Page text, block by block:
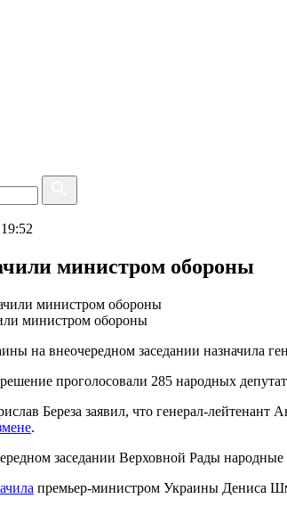
министром обороны
министром обороны
на внеочередном заседании назначила
проголосовали 285 народных
Береза заявил, что генерал-
.
заседании Верховной Рады народные
премьер-министром Украины Дениса